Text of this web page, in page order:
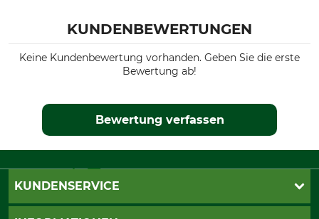
KUNDENBEWERTUNGEN
Keine Kundenbewertung vorhanden. Geben Sie die erste
Bewertung ab!
Bewertung verfassen
KUNDENSERVICE